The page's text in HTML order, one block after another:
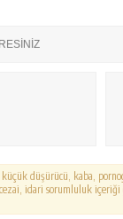
küçük düşürücü, kaba,
idari sorumluluk içeriği